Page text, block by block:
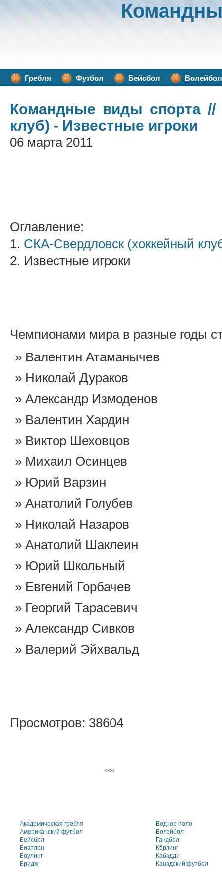
Гребля Футбол Бейсбол Волейбол
Командные виды спорта //
клуб) - Известные игроки
06 марта 2011
Оглавление:
1. СКА-Свердловск (хоккейный
2. Известные игроки
Чемпионами мира в разные годы
Валентин Атаманычев
Николай Дураков
Александр Измоденов
Валентин Хардин
Виктор Шеховцов
Михаил Осинцев
Юрий Варзин
Анатолий Голубев
Николай Назаров
Анатолий Шаклеин
Юрий Школьный
Евгений Горбачев
Георгий Тарасевич
Александр Сивков
Валерий Эйхвальд
Просмотров: 38604
<<<
Академическая гребля
Американский футбол
Бейсбол
Биатлон
Боулинг
Бридж
Водное поло
Волейбол
Гандбол
Кёрлинг
Кабадди
Канадский футбол